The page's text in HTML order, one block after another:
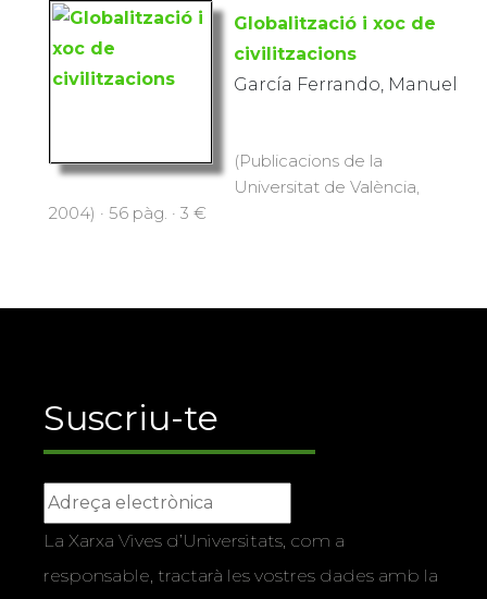
Globalització i xoc de
civilitzacions
García Ferrando, Manuel
(Publicacions de la
Universitat de València,
2004) · 56 pàg. · 3 €
Suscriu-te
La Xarxa Vives d’Universitats, com a
responsable, tractarà les vostres dades amb la